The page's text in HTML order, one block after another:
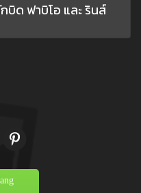
บิด ฟาบิโอ และ รินส์